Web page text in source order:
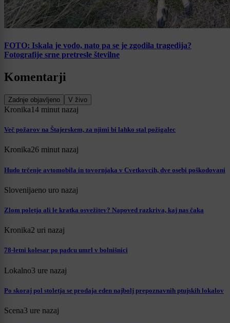
FOTO: Iskala je vodo, nato pa se je zgodila tragedija?
Fotografije srne pretresle številne
Komentarji
Zadnje objavljeno V živo
Kronika14 minut nazaj
Več požarov na Štajerskem, za njimi bi lahko stal požigalec
Kronika26 minut nazaj
Hudo trčenje avtomobila in tovornjaka v Cvetkovcih, dve osebi poškodovani
Slovenijaeno uro nazaj
Zlom poletja ali le kratka osvežitev? Napoved razkriva, kaj nas čaka
Kronika2 uri nazaj
78-letni kolesar po padcu umrl v bolnišnici
Lokalno3 ure nazaj
Po skoraj pol stoletja se prodaja eden najbolj prepoznavnih ptujskih lokalov
Scena3 ure nazaj